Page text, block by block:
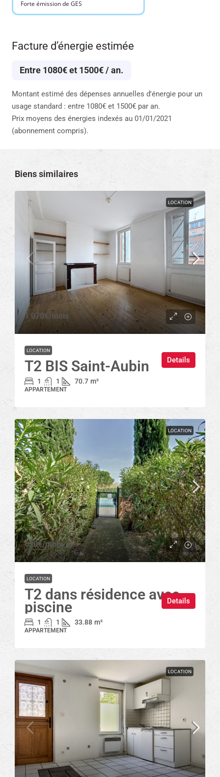
Forte émission de GES
Facture d’énergie estimée
Entre 1080€ et 1500€ / an.
Montant estimé des dépenses annuelles d'énergie pour un
usage standard : entre 1080€ et 1500€ par an.
Prix moyens des énergies indexés au 01/01/2021
(abonnement compris).
Biens similaires
LOCATION
1 070€/mois
LOCATION
T2 BIS Saint-Aubin
1 1 70.7 m²
APPARTEMENT
Details
LOCATION
630€/mois
LOCATION
T2 dans résidence avec
piscine
1 1 33.88 m²
APPARTEMENT
Details
LOCATION